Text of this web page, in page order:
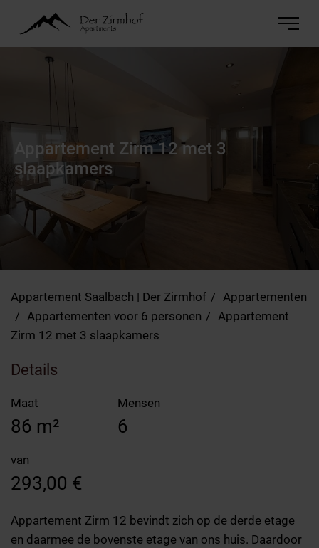
Appartement Zirm 12 met 3
slaapkamers
Appartement Saalbach | Der Zirmhof
Appartementen
Appartementen voor 6 personen
Appartement
Zirm 12 met 3 slaapkamers
Details
Maat
86 m²
Mensen
6
van
293,00 €
Appartement Zirm 12 bevindt zich op de derde etage
en daarmee de bovenste etage van ons huis. Daardoor